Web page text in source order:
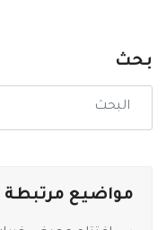
بحث
مواضيع مرتبطة